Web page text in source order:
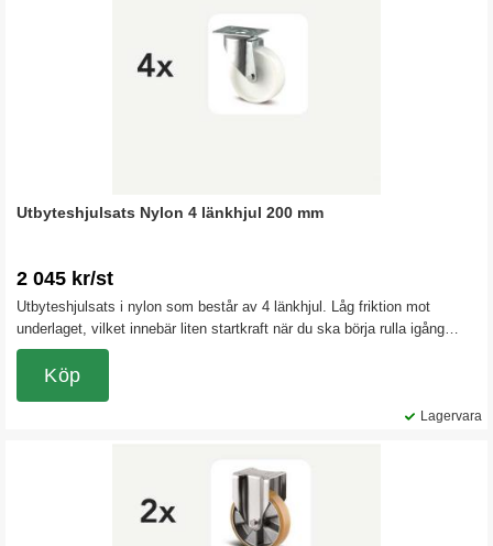
Utbyteshjulsats Nylon 4 länkhjul 200 mm
2 045 kr/st
Utbyteshjulsats i nylon som består av 4 länkhjul. Låg friktion mot
underlaget, vilket innebär liten startkraft när du ska börja rulla igång
vagnen.
Lagervara
Köp